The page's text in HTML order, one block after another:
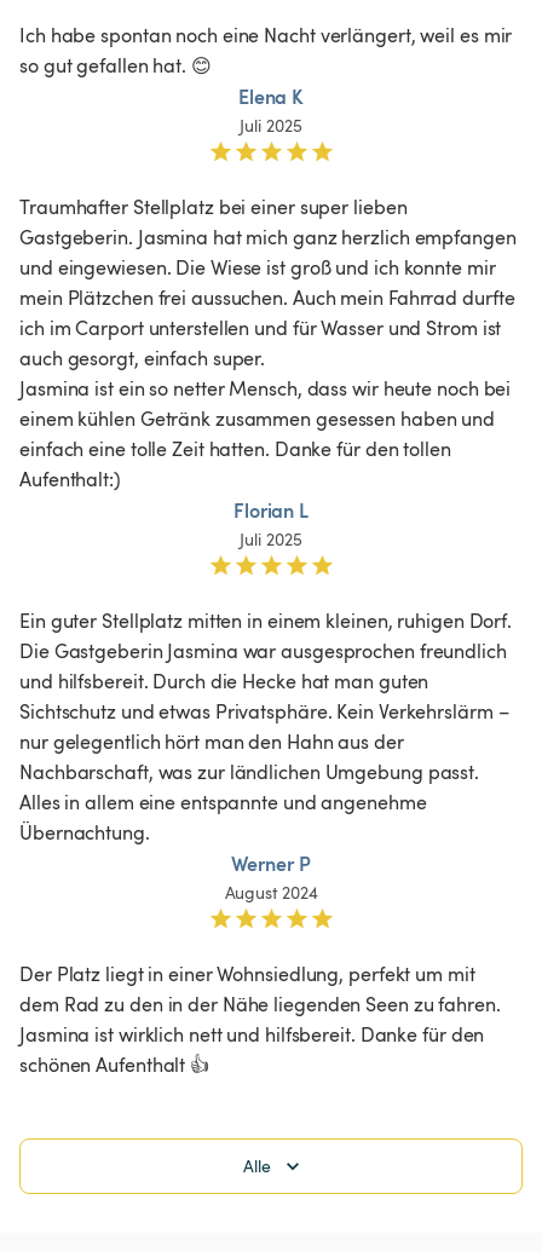
Ich habe spontan noch eine Nacht verlängert, weil es mir
so gut gefallen hat. 😊
Elena K
Juli 2025
Traumhafter Stellplatz bei einer super lieben
Gastgeberin. Jasmina hat mich ganz herzlich empfangen
und eingewiesen. Die Wiese ist groß und ich konnte mir
mein Plätzchen frei aussuchen. Auch mein Fahrrad durfte
ich im Carport unterstellen und für Wasser und Strom ist
auch gesorgt, einfach super.
Jasmina ist ein so netter Mensch, dass wir heute noch bei
einem kühlen Getränk zusammen gesessen haben und
einfach eine tolle Zeit hatten. Danke für den tollen
Aufenthalt:)
Florian L
Juli 2025
Ein guter Stellplatz mitten in einem kleinen, ruhigen Dorf.
Die Gastgeberin Jasmina war ausgesprochen freundlich
und hilfsbereit. Durch die Hecke hat man guten
Sichtschutz und etwas Privatsphäre. Kein Verkehrslärm –
nur gelegentlich hört man den Hahn aus der
Nachbarschaft, was zur ländlichen Umgebung passt.
Alles in allem eine entspannte und angenehme
Übernachtung.
Werner P
August 2024
Der Platz liegt in einer Wohnsiedlung, perfekt um mit
dem Rad zu den in der Nähe liegenden Seen zu fahren.
Jasmina ist wirklich nett und hilfsbereit. Danke für den
schönen Aufenthalt 👍
Alle